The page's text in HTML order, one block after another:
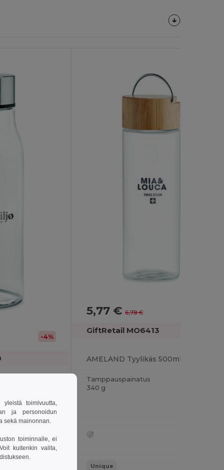
-4%
5,77 €6,78 €
GiftRetail MO6413
Tamppauspainatus
340 g
Unique
yleistä toimivuutta,
ja personoidun
sekä mainonnan.
toiminnalle, ei
kuitenkin valita,